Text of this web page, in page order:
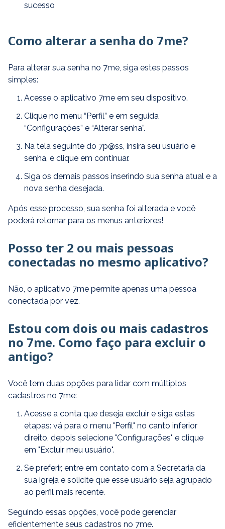
sucesso
Como alterar a senha do 7me?
Para alterar sua senha no 7me, siga estes passos
simples:
Acesse o aplicativo 7me em seu dispositivo.
Clique no menu “Perfil” e em seguida
“Configurações” e “Alterar senha”.
Na tela seguinte do 7p@ss, insira seu usuário e
senha, e clique em continuar.
Siga os demais passos inserindo sua senha atual e a
nova senha desejada.
Após esse processo, sua senha foi alterada e você
poderá retornar para os menus anteriores!
Posso ter 2 ou mais pessoas
conectadas no mesmo aplicativo?
Não, o aplicativo 7me permite apenas uma pessoa
conectada por vez.
Estou com dois ou mais cadastros
no 7me. Como faço para excluir o
antigo?
Você tem duas opções para lidar com múltiplos
cadastros no 7me:
Acesse a conta que deseja excluir e siga estas
etapas: vá para o menu "Perfil" no canto inferior
direito, depois selecione "Configurações" e clique
em "Excluir meu usuário".
Se preferir, entre em contato com a Secretaria da
sua igreja e solicite que esse usuário seja agrupado
ao perfil mais recente.
Seguindo essas opções, você pode gerenciar
eficientemente seus cadastros no 7me.